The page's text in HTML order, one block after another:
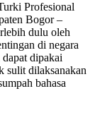
Profesional
Bogor –
dulu oleh
di negara
dipakai
sulit dilaksanakan
bahasa